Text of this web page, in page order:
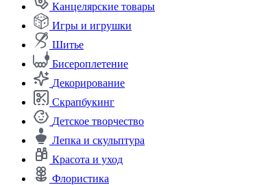
Канцелярские товары
Игры и игрушки
Шитье
Бисероплетение
Декорирование
Скрапбукинг
Детское творчество
Лепка и скульптура
Красота и уход
Флористика